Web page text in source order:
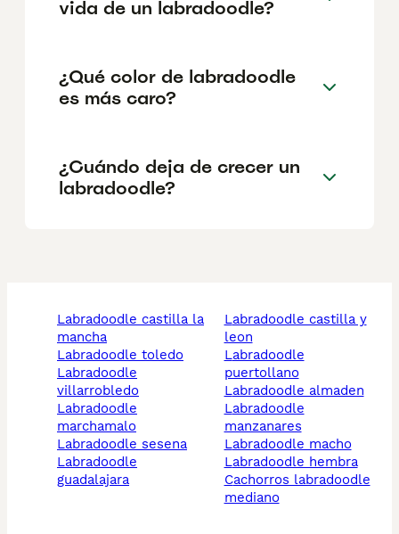
vida de un labradoodle?
¿Qué color de labradoodle
es más caro?
¿Cuándo deja de crecer un
labradoodle?
labradoodle castilla la
mancha
labradoodle toledo
labradoodle
villarrobledo
labradoodle
marchamalo
labradoodle sesena
labradoodle
guadalajara
labradoodle castilla y
leon
labradoodle
puertollano
labradoodle almaden
labradoodle
manzanares
labradoodle macho
labradoodle hembra
cachorros labradoodle
mediano